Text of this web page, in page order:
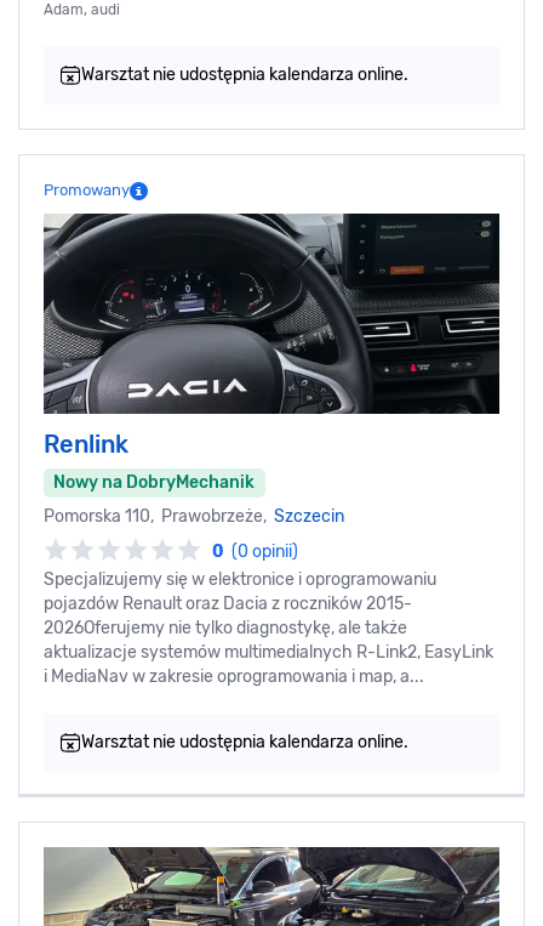
Adam, audi
Warsztat nie udostępnia kalendarza online.
Promowany
Renlink
Nowy na DobryMechanik
Pomorska 110, Prawobrzeże, Szczecin
0 (0 opinii)
Specjalizujemy się w elektronice i oprogramowaniu
pojazdów Renault oraz Dacia z roczników 2015-
2026Oferujemy nie tylko diagnostykę, ale także
aktualizacje systemów multimedialnych R-Link2, EasyLink
i MediaNav w zakresie oprogramowania i map, a...
Warsztat nie udostępnia kalendarza online.